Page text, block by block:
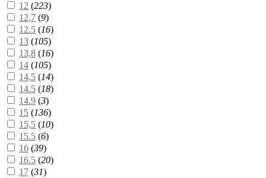
12 (223)
12,7 (9)
12.5 (16)
13 (105)
13,8 (16)
14 (105)
14,5 (14)
14.5 (18)
14.9 (3)
15 (136)
15,5 (10)
15.5 (6)
16 (39)
16.5 (20)
17 (31)